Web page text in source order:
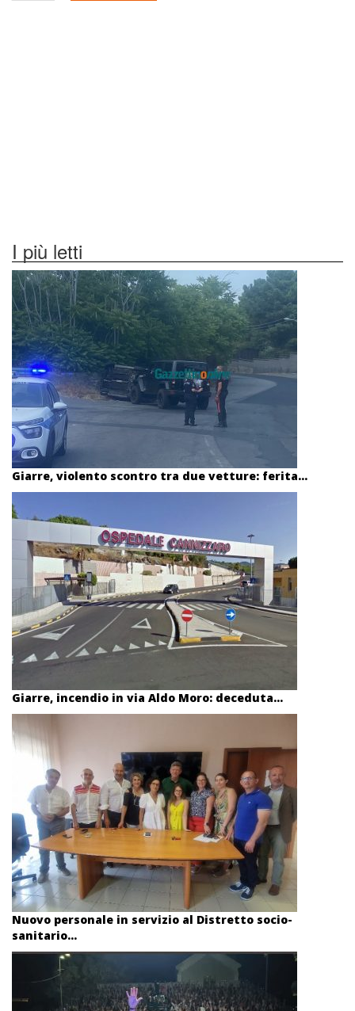
I più letti
Giarre, violento scontro tra due vetture: ferita...
Giarre, incendio in via Aldo Moro: deceduta...
Nuovo personale in servizio al Distretto socio-
sanitario...